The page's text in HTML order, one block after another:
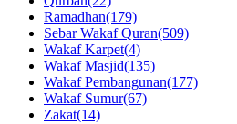
Ramadhan(179)
Sebar Wakaf Quran(509)
Wakaf Karpet(4)
Wakaf Masjid(135)
Wakaf Pembangunan(177)
Wakaf Sumur(67)
Zakat(14)